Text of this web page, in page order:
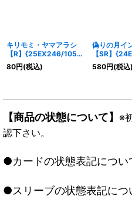
キリモミ・ヤマアラシ
【R】{25EX246/105}
《火》
80円(税込)
偽りの月イ
【SR】
《多》
580円(税込)
【商品の状態について】 ※
認下さい。
●カードの状態表記につい
●スリーブの状態表記につ